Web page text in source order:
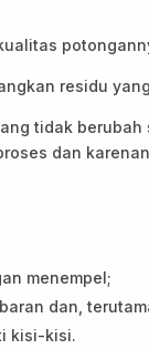
residu
tidak
dan
menempel;
dan,
kisi-kisi.